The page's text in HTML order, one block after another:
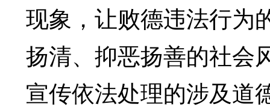
现象，让败德违法行为
扬清、抑恶扬善的社会
宣传依法处理的涉及道